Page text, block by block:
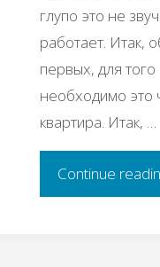
глупо это не
работает. Итак,
первых, для
необходимо это
квартира. Итак, …
Continue